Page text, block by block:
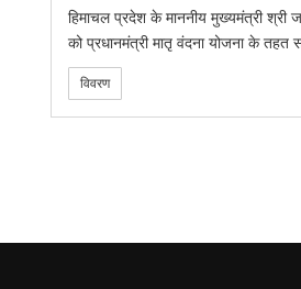
हिमाचल प्रदेश के माननीय मुख्यमंत्री श्री
को प्रधानमंत्री मातृ वंदना योजना के तहत
विवरण